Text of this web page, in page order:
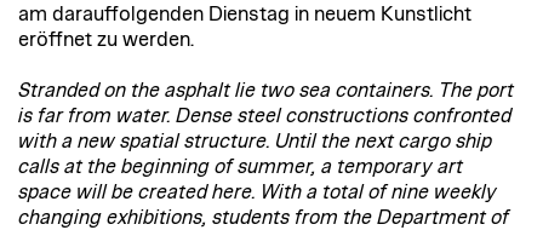
am darauffolgenden Dienstag in neuem Kunstlicht
eröffnet zu werden.
Stranded on the asphalt lie two sea containers. The port
is far from water. Dense steel constructions confronted
with a new spatial structure. Until the next cargo ship
calls at the beginning of summer, a temporary art
space will be created here. With a total of nine weekly
changing exhibitions, students from the Department of